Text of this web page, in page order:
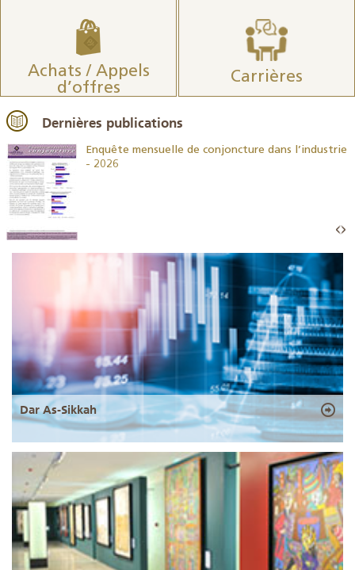
Achats / Appels
d’offres
Carrières
Dernières publications
Enquête mensuelle de conjoncture dans l’industrie
- 2026
Dar As-Sikkah